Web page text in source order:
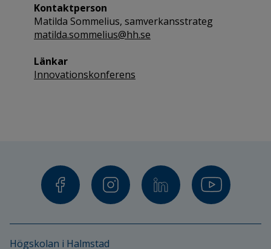
Kontaktperson
Matilda Sommelius, samverkansstrateg
matilda.sommelius@hh.se
Länkar
Innovationskonferens
Högskolan i Halmstad